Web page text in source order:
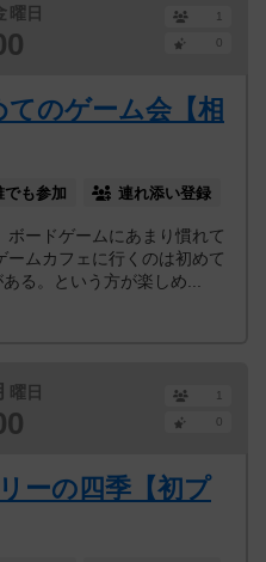
曜日
1
0
てのゲーム会【相
でも参加 連れ添い登録
ボードゲームにあまり慣れて
ムカフェに行くのは初めて
る。という方が楽しめ...
曜日
1
0
ーの四季【初プ